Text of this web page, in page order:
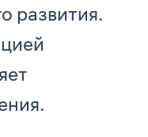
развития.